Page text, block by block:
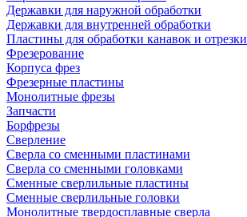
Державки для наружной обработки
Державки для внутренней обработки
Пластины для обработки канавок и отрезки
Фрезерование
Корпуса фрез
Фрезерные пластины
Монолитные фрезы
Запчасти
Борфрезы
Сверление
Сверла со сменными пластинами
Сверла со сменными головками
Сменные сверлильные пластины
Сменные сверлильные головки
Монолитные твердосплавные сверла